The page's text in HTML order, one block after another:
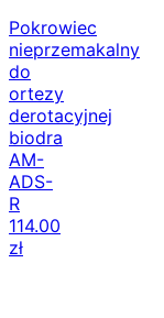
Pokrowiec
nieprzemakalny
do
ortezy
derotacyjnej
biodra
AM-
ADS-
R
114.00
zł